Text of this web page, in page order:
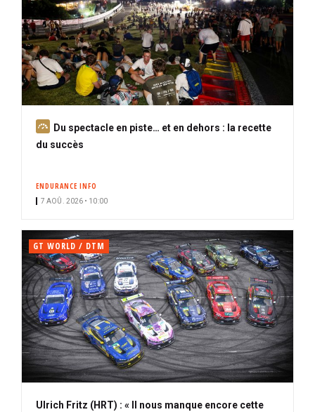
A
b
Du spectacle en piste… et en dehors : la recette
du succès
ENDURANCE INFO
7 AOÛ. 2026 • 10:00
GT WORLD / DTM
Ulrich Fritz (HRT) : « Il nous manque encore cette